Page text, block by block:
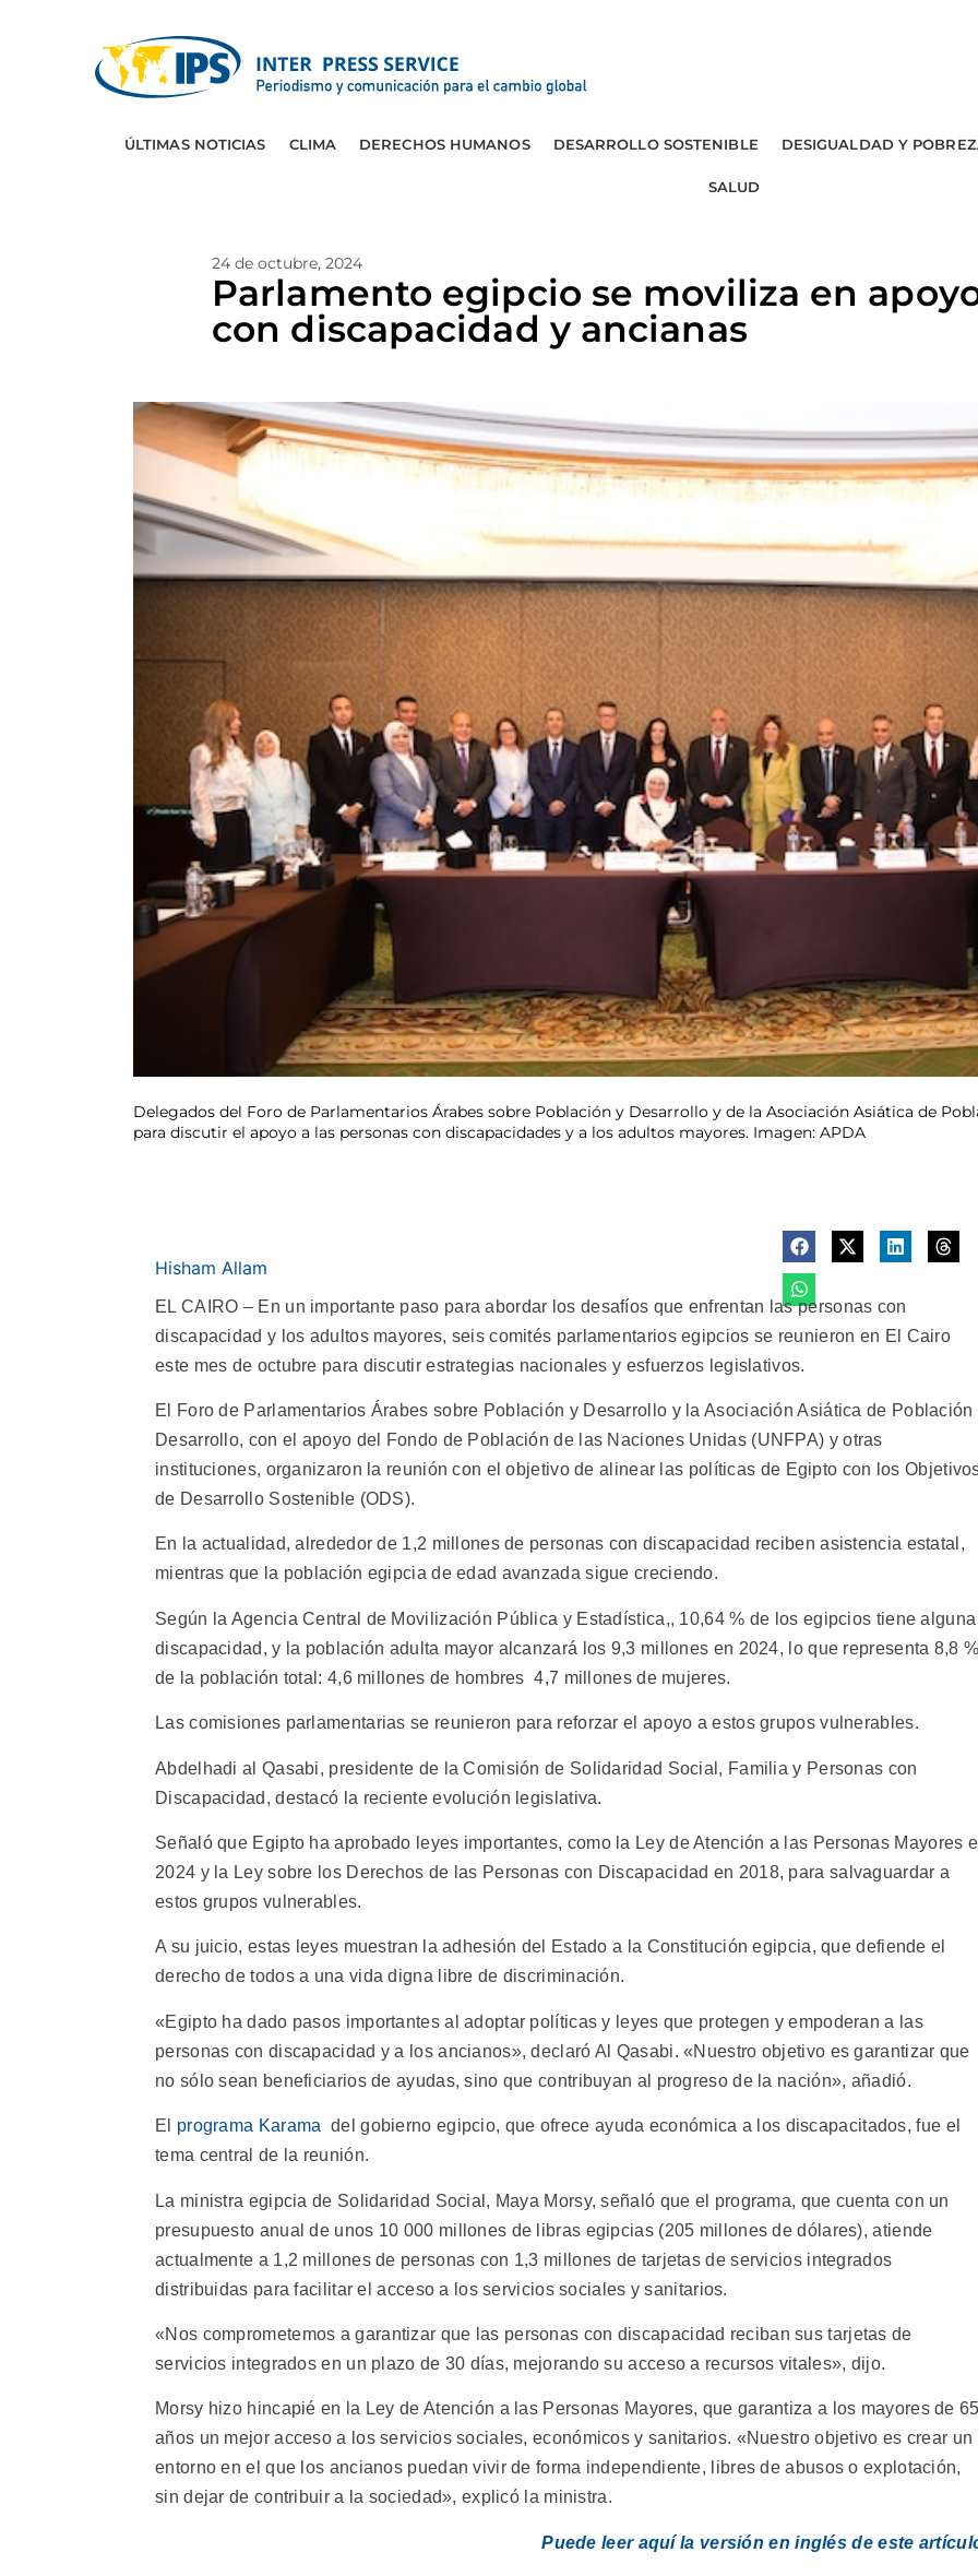
ÚLTIMAS NOTICIAS CLIMA DERECHOS HUMANOS DESARROLLO SOSTENIBLE DESIGUALDAD Y
SALUD
24 de octubre, 2024
Parlamento egipcio se moviliza en
con discapacidad y ancianas
Delegados del Foro de Parlamentarios Árabes sobre Población y Desarrollo y de la Asociación Asiática de
para discutir el apoyo a las personas con discapacidades y a los adultos mayores. Imagen: APDA
Hisham Allam
EL CAIRO – En un importante paso para abordar los desafíos que enfrentan las personas con
discapacidad y los adultos mayores, seis comités parlamentarios egipcios se reunieron en El Cairo
este mes de octubre para discutir estrategias nacionales y esfuerzos legislativos.
El Foro de Parlamentarios Árabes sobre Población y Desarrollo y la Asociación Asiática de Población
Desarrollo, con el apoyo del Fondo de Población de las Naciones Unidas (UNFPA) y otras
instituciones, organizaron la reunión con el objetivo de alinear las políticas de Egipto con los
de Desarrollo Sostenible (ODS).
En la actualidad, alrededor de 1,2 millones de personas con discapacidad reciben asistencia estatal,
mientras que la población egipcia de edad avanzada sigue creciendo.
Según la Agencia Central de Movilización Pública y Estadística,, 10,64 % de los egipcios tiene alguna
discapacidad, y la población adulta mayor alcanzará los 9,3 millones en 2024, lo que representa 8,8
de la población total: 4,6 millones de hombres 4,7 millones de mujeres.
Las comisiones parlamentarias se reunieron para reforzar el apoyo a estos grupos vulnerables.
Abdelhadi al Qasabi, presidente de la Comisión de Solidaridad Social, Familia y Personas con
Discapacidad, destacó la reciente evolución legislativa.
Señaló que Egipto ha aprobado leyes importantes, como la Ley de Atención a las Personas Mayores
2024 y la Ley sobre los Derechos de las Personas con Discapacidad en 2018, para salvaguardar a
estos grupos vulnerables.
A su juicio, estas leyes muestran la adhesión del Estado a la Constitución egipcia, que defiende el
derecho de todos a una vida digna libre de discriminación.
«Egipto ha dado pasos importantes al adoptar políticas y leyes que protegen y empoderan a las
personas con discapacidad y a los ancianos», declaró Al Qasabi. «Nuestro objetivo es garantizar que
no sólo sean beneficiarios de ayudas, sino que contribuyan al progreso de la nación», añadió.
El programa Karama del gobierno egipcio, que ofrece ayuda económica a los discapacitados, fue el
tema central de la reunión.
La ministra egipcia de Solidaridad Social, Maya Morsy, señaló que el programa, que cuenta con un
presupuesto anual de unos 10 000 millones de libras egipcias (205 millones de dólares), atiende
actualmente a 1,2 millones de personas con 1,3 millones de tarjetas de servicios integrados
distribuidas para facilitar el acceso a los servicios sociales y sanitarios.
«Nos comprometemos a garantizar que las personas con discapacidad reciban sus tarjetas de
servicios integrados en un plazo de 30 días, mejorando su acceso a recursos vitales», dijo.
Morsy hizo hincapié en la Ley de Atención a las Personas Mayores, que garantiza a los mayores de
años un mejor acceso a los servicios sociales, económicos y sanitarios. «Nuestro objetivo es crear un
entorno en el que los ancianos puedan vivir de forma independiente, libres de abusos o explotación,
sin dejar de contribuir a la sociedad», explicó la ministra.
Puede leer aquí la versión en inglés de este